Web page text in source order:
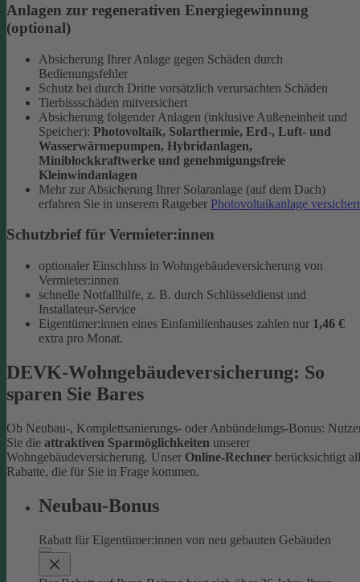
Anlagen zur regenerativen Energiegewinnung
(optional)
Absicherung Ihrer Anlage gegen Schäden durch
Bedienungsfehler
Schutz bei durch Dritte vorsätzlich verursachten Schäden
Tierbissschäden mitversichert
Absicherung folgender Anlagen (inklusive Außeneinheit und
Speicher): Photovoltaik, Solarthermie, Erd-, Luft- und
Wasserwärmepumpen, Hybridanlagen,
Miniblockkraftwerke und genehmigungsfreie
Kleinwindanlagen
Mehr zur Absicherung Ihrer Solaranlage (auf dem Dach)
erfahren Sie in unserem Ratgeber Photovoltaikanlage
Schutzbrief für Vermieter:innen
optionaler Einschluss in Wohngebäudeversicherung von
Vermieter:innen
schnelle Notfallhilfe, z. B. durch Schlüsseldienst und
Installateur-Service
Eigentümer:innen eines Einfamilienhauses zahlen nur 1,46 €
extra pro Monat.
DEVK-Wohngebäudeversicherung: So
sparen Sie Bares
Ob Neubau-, Komplettsanierungs- oder Anbündelungs-Bonus:
Sie die attraktiven Sparmöglichkeiten unserer
Wohngebäudeversicherung. Unser Online-Rechner berücksichtigt
Rabatte, die für Sie in Frage kommen.
Neubau-Bonus
Rabatt für Eigentümer:innen von neu gebauten Gebäuden